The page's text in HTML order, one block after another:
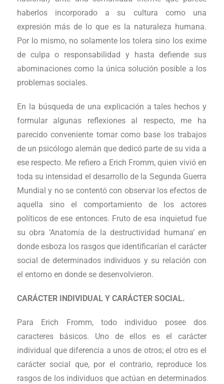
haberlos incorporado a su cultura como una
expresión más de lo que es la naturaleza humana.
Por lo mismo, no solamente los tolera sino los exime
de culpa o responsabilidad y hasta defiende sus
abominaciones como la única solución posible a los
problemas sociales.
En la búsqueda de una explicación a tales hechos y
formular algunas reflexiones al respecto, me ha
parecido conveniente tomar como base los trabajos
de un psicólogo alemán que dedicó parte de su vida a
ese respecto. Me refiero a Erich Fromm, quien vivió en
toda su intensidad el desarrollo de la Segunda Guerra
Mundial y no se contentó con observar los efectos de
aquella sino el comportamiento de los actores
políticos de ese entonces. Fruto de esa inquietud fue
su obra ‘Anatomía de la destructividad humana’ en
donde esboza los rasgos que identificarían el carácter
social de determinados individuos y su relación con
el entorno en donde se desenvolvieron.
CARÁCTER INDIVIDUAL Y CARÁCTER SOCIAL.
Para Erich Fromm, todo individuo posee dos
caracteres básicos. Uno de ellos es el carácter
individual que diferencia a unos de otros; el otro es el
carácter social que, por el contrario, reproduce los
rasgos de los individuos que actúan en determinados